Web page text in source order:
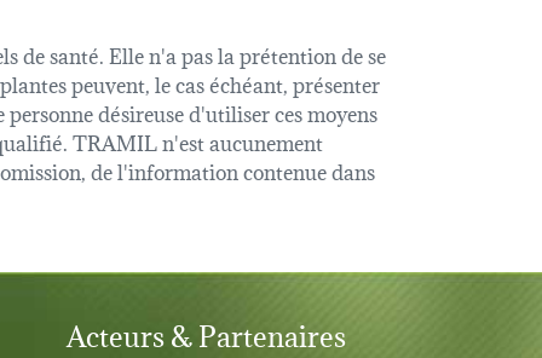
de santé. Elle n'a pas la prétention de se
peuvent, le cas échéant, présenter
désireuse d'utiliser ces moyens
TRAMIL n'est aucunement
de l'information contenue dans
Acteurs & Partenaires